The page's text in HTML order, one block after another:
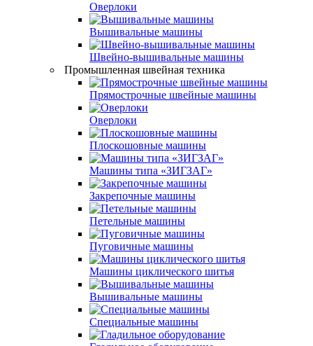
Оверлоки
Вышивальные машины
Швейно-вышивальные машины
Промышленная швейная техника
Прямострочные швейные машины
Оверлоки
Плоскошовные машины
Машины типа «ЗИГЗАГ»
Закрепочные машины
Петельные машины
Пуговичные машины
Машины циклического шитья
Вышивальные машины
Специальные машины